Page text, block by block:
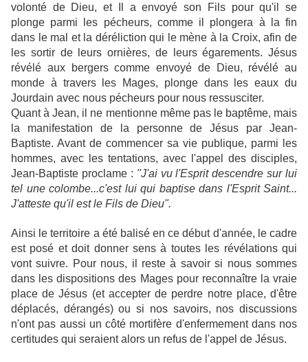
volonté de Dieu, et Il a envoyé son Fils pour qu'il se
plonge parmi les pécheurs, comme il plongera à la fin
dans le mal et la déréliction qui le mène à la Croix, afin de
les sortir de leurs ornières, de leurs égarements. Jésus
révélé aux bergers comme envoyé de Dieu, révélé au
monde à travers les Mages, plonge dans les eaux du
Jourdain avec nous pécheurs pour nous ressusciter.
Quant à Jean, il ne mentionne même pas le baptême, mais
la manifestation de la personne de Jésus par Jean-
Baptiste. Avant de commencer sa vie publique, parmi les
hommes, avec les tentations, avec l'appel des disciples,
Jean-Baptiste proclame : "J'ai vu l'Esprit descendre sur lui
tel une colombe...c'est lui qui baptise dans l'Esprit Saint...
J'atteste qu'il est le Fils de Dieu".
Ainsi le territoire a été balisé en ce début d'année, le cadre
est posé et doit donner sens à toutes les révélations qui
vont suivre. Pour nous, il reste à savoir si nous sommes
dans les dispositions des Mages pour reconnaître la vraie
place de Jésus (et accepter de perdre notre place, d'être
déplacés, dérangés) ou si nos savoirs, nos discussions
n'ont pas aussi un côté mortifère d'enfermement dans nos
certitudes qui seraient alors un refus de l'appel de Jésus.